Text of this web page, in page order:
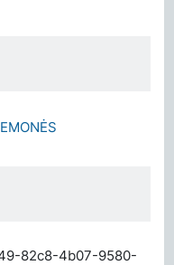
82c8-4b07-9580-